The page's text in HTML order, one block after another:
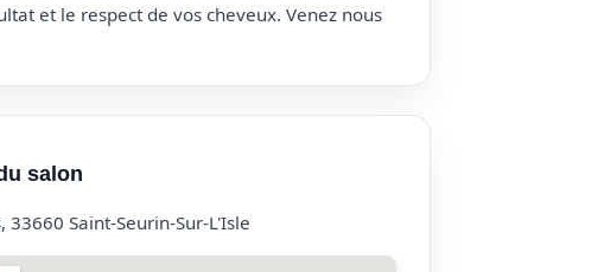
et le respect de vos cheveux. Venez nous
salon
33660 Saint-Seurin-Sur-L'Isle